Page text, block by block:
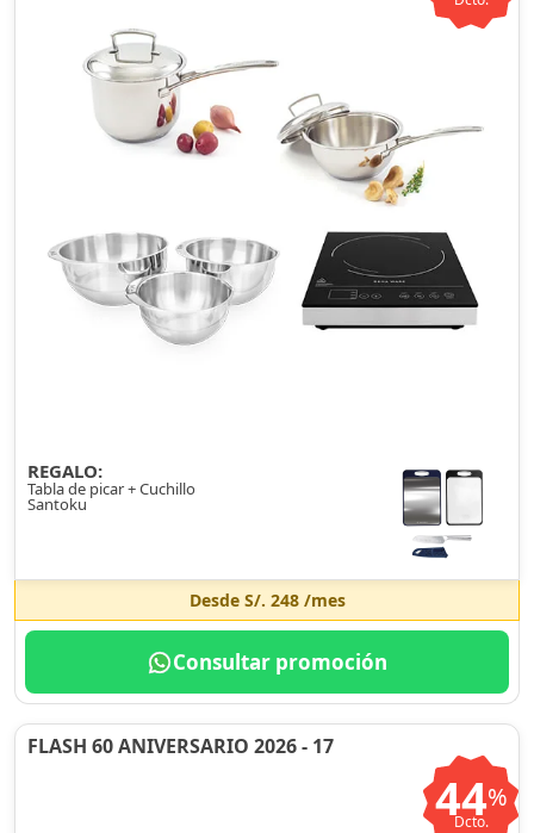
REGALO:
Tabla de picar + Cuchillo
Santoku
Desde S/. 248/mes
Consultar promoción
FLASH 60 ANIVERSARIO 2026 - 17
44%
Dcto.